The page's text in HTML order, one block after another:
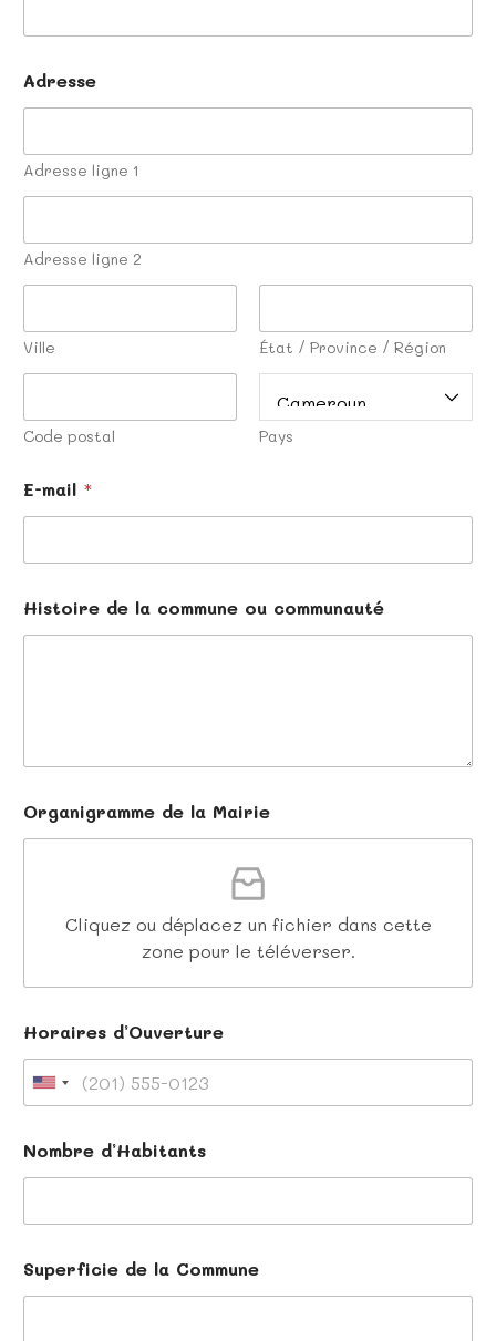
e
r
s
C
m
m
u
e
l
a
Adresse
Adresse ligne 1
Adresse ligne 2
Ville État / Province / Région
Code postal Pays
E-mail *
Histoire de la commune ou communauté
Organigramme de la Mairie
Cliquez ou déplacez un fichier dans cette
zone pour le téléverser.
Horaires d’Ouverture
U
i
t
S
’
O
v
r
t
u
Nombre d’Habitants
Superficie de la Commune